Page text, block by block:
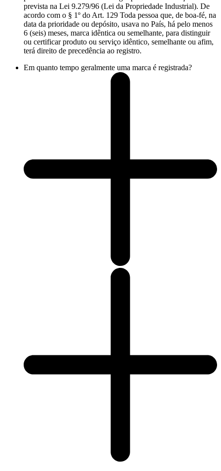
prevista na Lei 9.279/96 (Lei da Propriedade Industrial). De
acordo com o § 1º do Art. 129 Toda pessoa que, de boa-fé, na
data da prioridade ou depósito, usava no País, há pelo menos
6 (seis) meses, marca idêntica ou semelhante, para distinguir
ou certificar produto ou serviço idêntico, semelhante ou afim,
terá direito de precedência ao registro.
Em quanto tempo geralmente uma marca é registrada?